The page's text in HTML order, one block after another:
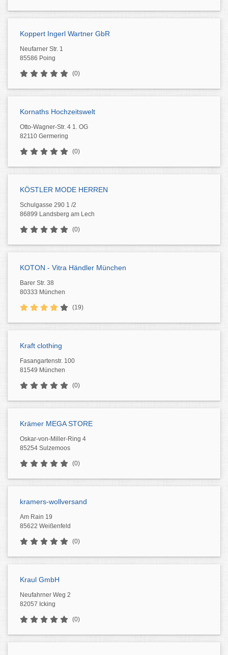
Koppert Ingerl Wartner GbR
Neufarner Str. 1
85586 Poing
(0)
Kornaths Hochzeitswelt
Otto-Wagner-Str. 4 1. OG
82110 Germering
(0)
KÖSTLER MODE HERREN
Schulgasse 290 1 /2
86899 Landsberg am Lech
(0)
KOTON - Vitra Händler München
Barer Str. 38
80333 München
(19)
Kraft clothing
Fasangartenstr. 100
81549 München
(0)
Krämer MEGA STORE
Oskar-von-Miller-Ring 4
85254 Sulzemoos
(0)
kramers-wollversand
Am Rain 19
85622 Weißenfeld
(0)
Kraul GmbH
Neufahrner Weg 2
82057 Icking
(0)